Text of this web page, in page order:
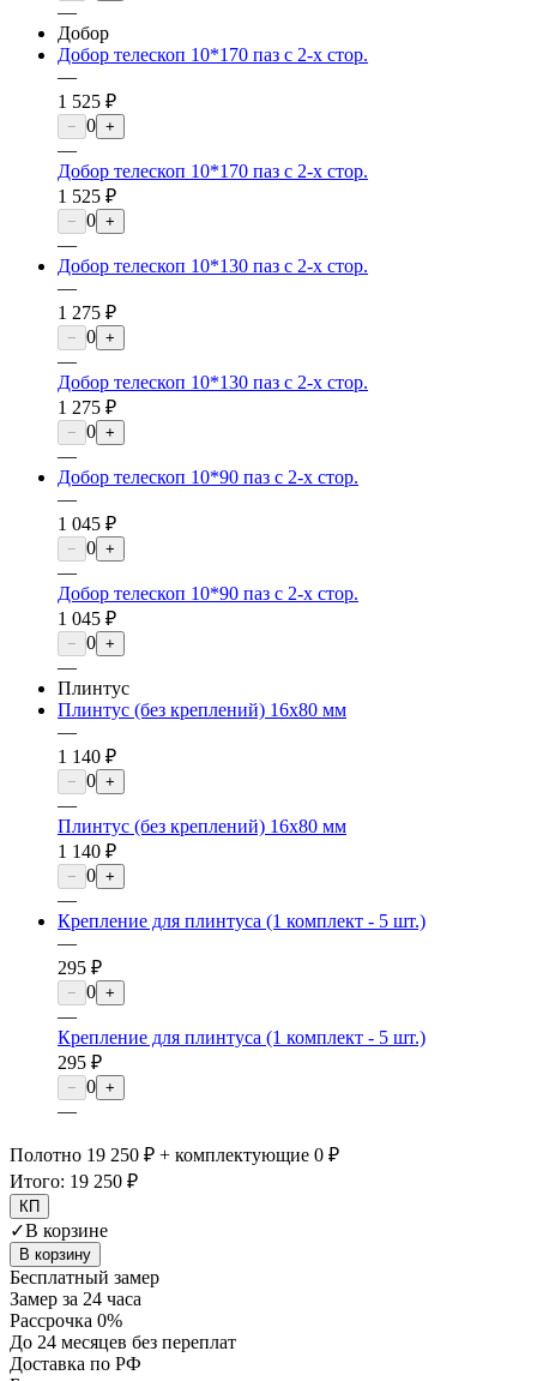
—
Добор
Добор телескоп 10*170 паз с 2-х стор.
—
1 525 ₽
− 0 +
—
Добор телескоп 10*170 паз с 2-х стор.
1 525 ₽
− 0 +
—
Добор телескоп 10*130 паз с 2-х стор.
—
1 275 ₽
− 0 +
—
Добор телескоп 10*130 паз с 2-х стор.
1 275 ₽
− 0 +
—
Добор телескоп 10*90 паз с 2-х стор.
—
1 045 ₽
− 0 +
—
Добор телескоп 10*90 паз с 2-х стор.
1 045 ₽
− 0 +
—
Плинтус
Плинтус (без креплений) 16х80 мм
—
1 140 ₽
− 0 +
—
Плинтус (без креплений) 16х80 мм
1 140 ₽
− 0 +
—
Крепление для плинтуса (1 комплект - 5 шт.)
—
295 ₽
− 0 +
—
Крепление для плинтуса (1 комплект - 5 шт.)
295 ₽
− 0 +
—
Полотно 19 250 ₽ + комплектующие 0 ₽
Итого: 19 250 ₽
КП
✓В корзине
В корзину
Бесплатный замер
Замер за 24 часа
Рассрочка 0%
До 24 месяцев без переплат
Доставка по РФ